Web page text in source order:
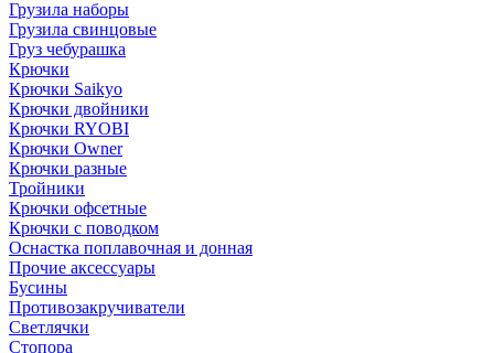
Грузила наборы
Грузила свинцовые
Груз чебурашка
Крючки
Крючки Saikyo
Крючки двойники
Крючки RYOBI
Крючки Owner
Крючки разные
Тройники
Крючки офсетные
Крючки с поводком
Оснастка поплавочная и донная
Прочие аксессуары
Бусины
Противозакручиватели
Светлячки
Стопора